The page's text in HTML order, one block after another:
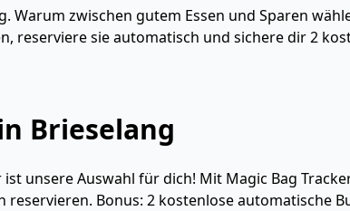
zwischen gutem Essen und Sparen
reserviere sie automatisch und sichere dir 2
Brieselang
unsere Auswahl für dich! Mit Magic Bag
Bonus: 2 kostenlose automatische